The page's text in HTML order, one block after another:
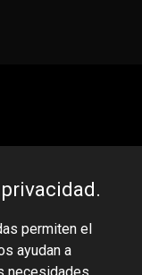
permiten el
ayudan a